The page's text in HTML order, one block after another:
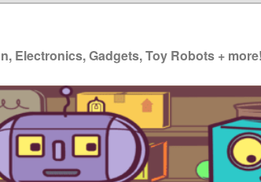
Electronics, Gadgets, Toy Robots + more!